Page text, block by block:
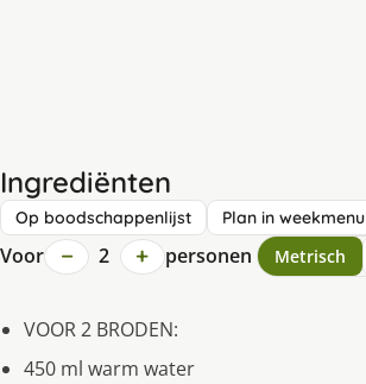
Ingrediënten
Op boodschappenlijst Plan in weekmenu
Voor − 2 + personen Metrisch
VOOR 2 BRODEN:
450 ml warm water